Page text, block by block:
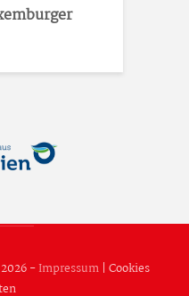
-Impressum| Cookies